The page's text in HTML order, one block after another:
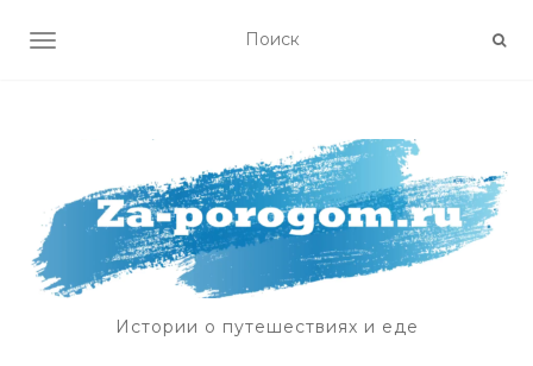
ПОКАЗАТЬ/СКРЫТЬ НАВИГАЦИЮ
Истории о путешествиях и еде